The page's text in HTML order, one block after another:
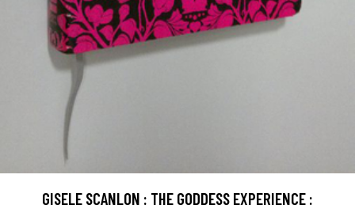
GISELE SCANLON : THE GODDESS EXPERIENCE :